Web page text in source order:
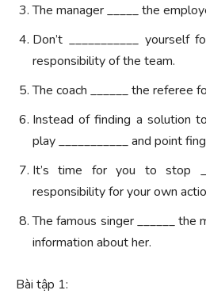
The manager _____ the
Don’t ___________
responsibility of the team.
The coach ______ the referee
Instead of finding a solution
play ___________ and point
It’s time for you to stop
responsibility for your own
The famous singer ______ the
information about her.
Bài tập 1: